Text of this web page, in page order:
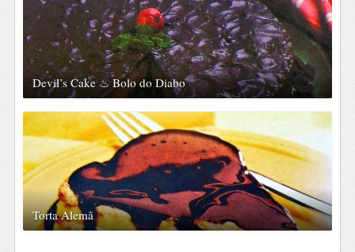
Devil’s Cake ♨ Bolo do Diabo
Torta Alemã